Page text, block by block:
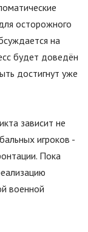
осторожного
на
будет доведён
достигнут уже
зависит не
игроков -
Пока
военной